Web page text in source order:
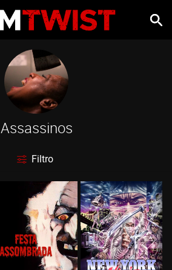
Assassinos
Filtro